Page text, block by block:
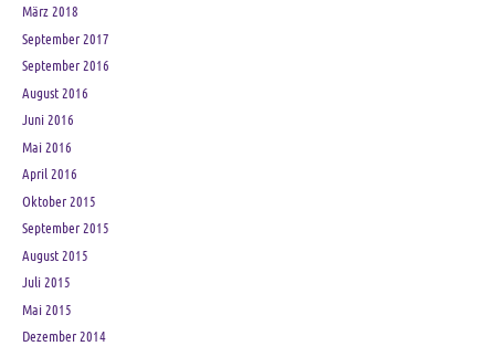
März 2018
September 2017
September 2016
August 2016
Juni 2016
Mai 2016
April 2016
Oktober 2015
September 2015
August 2015
Juli 2015
Mai 2015
Dezember 2014